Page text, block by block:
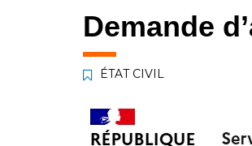
Demande
ÉTAT CIVIL